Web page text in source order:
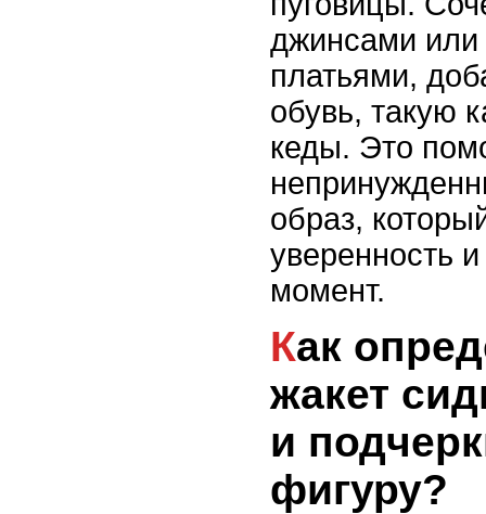
джинсами
платьями,
обувь, такую
кеды. Это
образ,
уверенность
момент.
Как определить, что
жакет
и
фигуру?